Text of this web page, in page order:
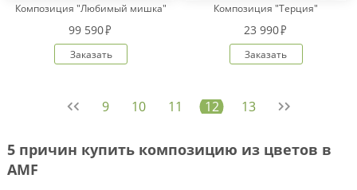
Композиция "Любимый мишка"
99 590
Заказать
Композиция "Терция"
23 990
Заказать
9 10 11 12 13
5 причин купить композицию из цветов в
AMF